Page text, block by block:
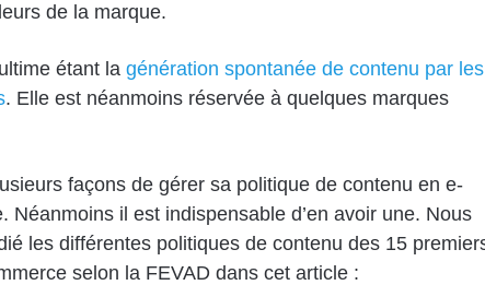
de la marque.
étant la génération spontanée de contenu par les
. Elle est néanmoins réservée à quelques marques
façons de gérer sa politique de contenu en e-
Néanmoins il est indispensable d’en avoir une. Nous
les différentes politiques de contenu des 15
selon la FEVAD dans cet article :